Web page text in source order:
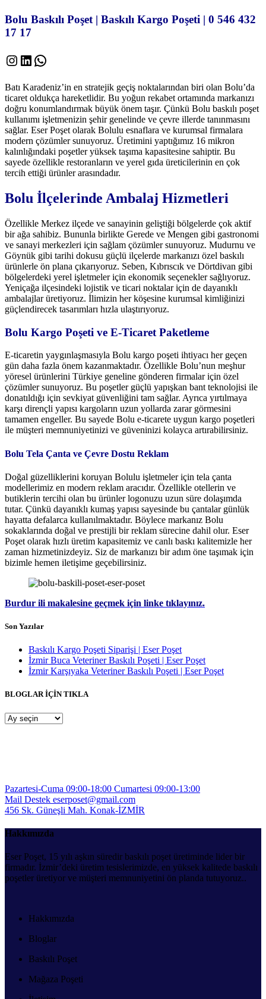
Bolu Baskılı Poşet | Baskılı Kargo Poşeti | 0 546 432
17 17
Instagram
LinkedIn
WhatsApp
Batı Karadeniz’in en stratejik geçiş noktalarından biri olan Bolu’da
ticaret oldukça hareketlidir. Bu yoğun rekabet ortamında markanızı
doğru konumlandırmak büyük önem taşır. Çünkü Bolu baskılı poşet
kullanımı işletmenizin şehir genelinde ve çevre illerde tanınmasını
sağlar. Eser Poşet olarak Bolulu esnaflara ve kurumsal firmalara
modern çözümler sunuyoruz. Üretimini yaptığımız 16 mikron
kalınlığındaki poşetler yüksek taşıma kapasitesine sahiptir. Bu
sayede özellikle restoranların ve yerel gıda üreticilerinin en çok
tercih ettiği ürünler arasındadır.
Bolu İlçelerinde Ambalaj Hizmetleri
Özellikle Merkez ilçede ve sanayinin geliştiği bölgelerde çok aktif
bir ağa sahibiz. Bununla birlikte Gerede ve Mengen gibi gastronomi
ve sanayi merkezleri için sağlam çözümler sunuyoruz. Mudurnu ve
Göynük gibi tarihi dokusu güçlü ilçelerde markanızı özel baskılı
ürünlerle ön plana çıkarıyoruz. Seben, Kıbrıscık ve Dörtdivan gibi
bölgelerdeki yerel işletmeler için ekonomik seçenekler sağlıyoruz.
Yeniçağa ilçesindeki lojistik ve ticari noktalar için de dayanıklı
ambalajlar üretiyoruz. İlimizin her köşesine kurumsal kimliğinizi
güçlendirecek tasarımları hızla ulaştırıyoruz.
Bolu Kargo Poşeti ve E-Ticaret Paketleme
E-ticaretin yaygınlaşmasıyla Bolu kargo poşeti ihtiyacı her geçen
gün daha fazla önem kazanmaktadır. Özellikle Bolu’nun meşhur
yöresel ürünlerini Türkiye geneline gönderen firmalar için özel
çözümler sunuyoruz. Bu poşetler güçlü yapışkan bant teknolojisi ile
donatıldığı için sevkiyat güvenliğini tam sağlar. Ayrıca yırtılmaya
karşı dirençli yapısı kargoların uzun yollarda zarar görmesini
tamamen engeller. Bu sayede Bolu e-ticarete uygun kargo poşetleri
ile müşteri memnuniyetinizi ve güveninizi kolayca artırabilirsiniz.
Bolu Tela Çanta ve Çevre Dostu Reklam
Doğal güzelliklerini koruyan Bolulu işletmeler için tela çanta
modellerimiz en modern reklam aracıdır. Özellikle otellerin ve
butiklerin tercihi olan bu ürünler logonuzu uzun süre dolaşımda
tutar. Çünkü dayanıklı kumaş yapısı sayesinde bu çantalar günlük
hayatta defalarca kullanılmaktadır. Böylece markanız Bolu
sokaklarında doğal ve prestijli bir reklam sürecine dahil olur. Eser
Poşet olarak hızlı üretim kapasitemiz ve canlı baskı kalitemizle her
zaman hizmetinizdeyiz. Siz de markanızı bir adım öne taşımak için
bizimle hemen iletişime geçebilirsiniz.
Burdur ili makalesine geçmek için linke tıklayınız.
Son Yazılar
Baskılı Kargo Poşeti Siparişi | Eser Poşet
İzmir Buca Veteriner Baskılı Poşeti | Eser Poşet
İzmir Karşıyaka Veteriner Baskılı Poşeti | Eser Poşet
BLOGLAR İÇİN TIKLA
BLOGLAR
Pazartesi-Cuma 09:00-18:00 Cumartesi 09:00-13:00
Mail Destek eserposet@gmail.com
456 Sk. Güneşli Mah. Konak-İZMİR
Hakkımızda
Eser Poşet, 15 yılı aşkın süredir baskılı poşet üretiminde lider bir
firmadır. İzmir’deki üretim tesislerimizde, en yüksek kalitede baskılı
poşetler üretiyor ve müşteri memnuniyetini ön planda tutuyoruz..
Hakkımızda
Bloglar
Baskılı Poşet
Mağaza Poşeti